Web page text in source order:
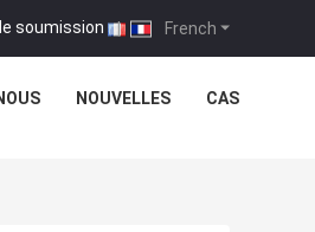
French
soumission |
NOUVELLES CAS